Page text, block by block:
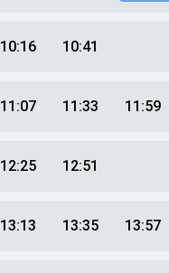
10:16 10:41
11:07 11:33 11:59
12:25 12:51
13:13 13:35 13:57